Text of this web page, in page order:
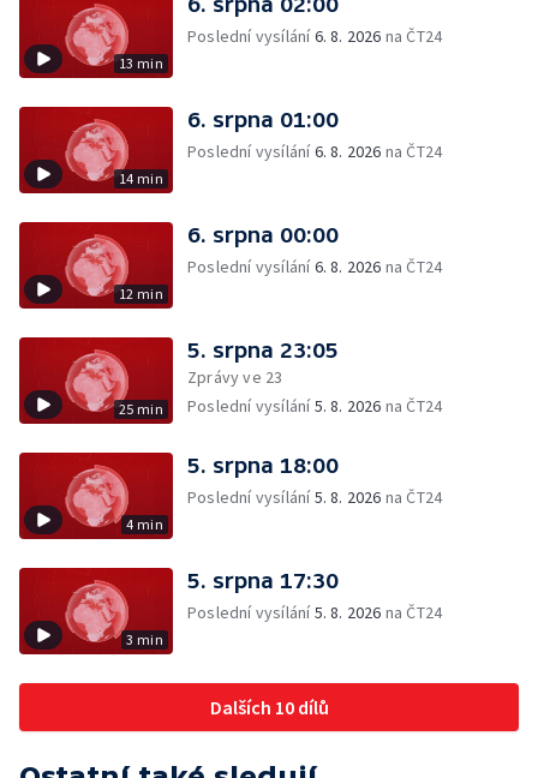
13 min
Poslední vysílání6. 8. 2026 na ČT24
14 min
6. srpna 01:00
Poslední vysílání6. 8. 2026 na ČT24
12 min
6. srpna 00:00
Poslední vysílání6. 8. 2026 na ČT24
25 min
5. srpna 23:05
Zprávy ve 23
Poslední vysílání5. 8. 2026 na ČT24
4 min
5. srpna 18:00
Poslední vysílání5. 8. 2026 na ČT24
3 min
5. srpna 17:30
Poslední vysílání5. 8. 2026 na ČT24
Dalších 10 dílů